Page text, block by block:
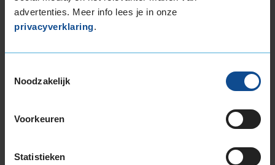
advertenties. Meer info lees je in onze
privacyverklaring.
Noodzakelijk
Voorkeuren
Statistieken
195/60R15 88V
195/65R15 91V
205/60R15 91V
215/65R15 96H